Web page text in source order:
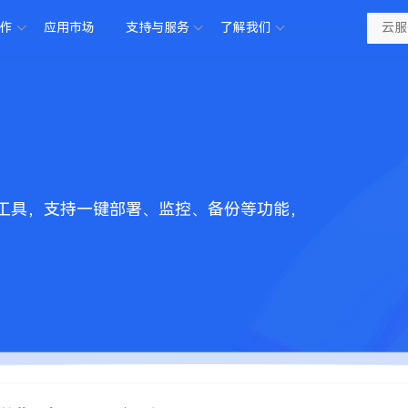
应用市场 支持与服务 了解我们
，支持一键部署、监控、备份等功能，